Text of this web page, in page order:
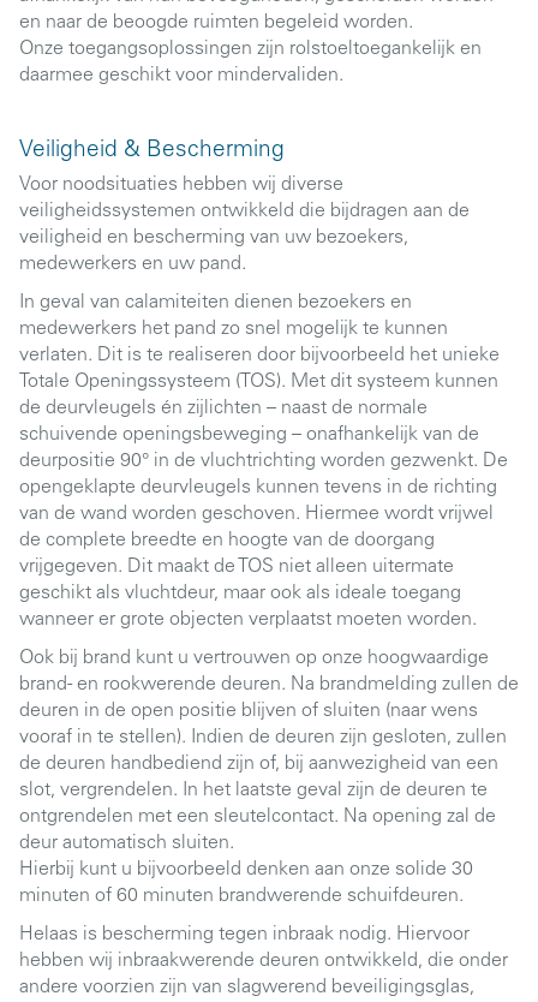
en naar de beoogde ruimten begeleid worden.
Onze toegangsoplossingen zijn rolstoeltoegankelijk en
daarmee geschikt voor mindervaliden.
Veiligheid & Bescherming
Voor noodsituaties hebben wij diverse
veiligheidssystemen ontwikkeld die bijdragen aan de
veiligheid en bescherming van uw bezoekers,
medewerkers en uw pand.
In geval van calamiteiten dienen bezoekers en
medewerkers het pand zo snel mogelijk te kunnen
verlaten. Dit is te realiseren door bijvoorbeeld het unieke
Totale Openingssysteem (TOS). Met dit systeem kunnen
de deurvleugels én zijlichten – naast de normale
schuivende openingsbeweging – onafhankelijk van de
deurpositie 90° in de vluchtrichting worden gezwenkt. De
opengeklapte deurvleugels kunnen tevens in de richting
van de wand worden geschoven. Hiermee wordt vrijwel
de complete breedte en hoogte van de doorgang
vrijgegeven. Dit maakt de TOS niet alleen uitermate
geschikt als vluchtdeur, maar ook als ideale toegang
wanneer er grote objecten verplaatst moeten worden.
Ook bij brand kunt u vertrouwen op onze hoogwaardige
brand- en rookwerende deuren. Na brandmelding zullen de
deuren in de open positie blijven of sluiten (naar wens
vooraf in te stellen). Indien de deuren zijn gesloten, zullen
de deuren handbediend zijn of, bij aanwezigheid van een
slot, vergrendelen. In het laatste geval zijn de deuren te
ontgrendelen met een sleutelcontact. Na opening zal de
deur automatisch sluiten.
Hierbij kunt u bijvoorbeeld denken aan onze solide 30
minuten of 60 minuten brandwerende schuifdeuren.
Helaas is bescherming tegen inbraak nodig. Hiervoor
hebben wij inbraakwerende deuren ontwikkeld, die onder
andere voorzien zijn van slagwerend beveiligingsglas,